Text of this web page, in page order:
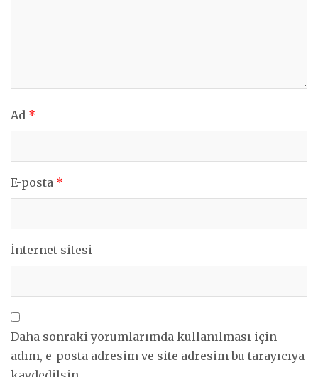
Ad *
E-posta *
İnternet sitesi
Daha sonraki yorumlarımda kullanılması için
adım, e-posta adresim ve site adresim bu tarayıcıya